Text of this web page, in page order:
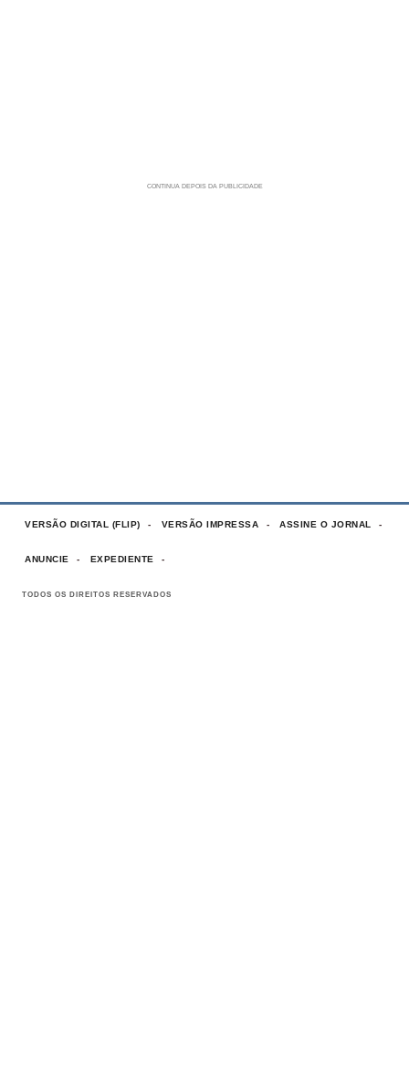
VERSÃO DIGITAL (FLIP) VERSÃO IMPRESSA ASSINE O JORNAL
ANUNCIE EXPEDIENTE
TODOS OS DIREITOS RESERVADOS